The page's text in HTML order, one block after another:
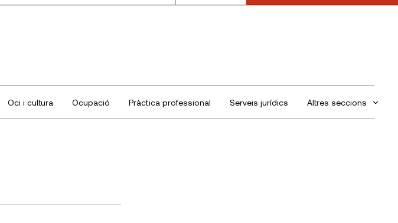
Oci i cultura Ocupació Pràctica professional Serveis jurídics Altres seccions